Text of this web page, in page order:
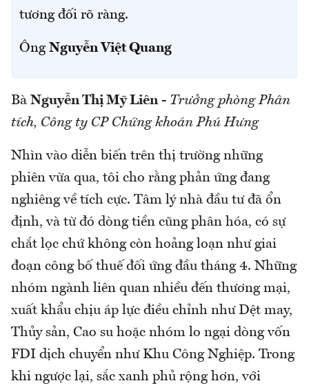
tương đối rõ ràng.
Ông Nguyễn Việt Quang
Bà Nguyễn Thị Mỹ Liên- Trưởng phòng Phân
tích, Công ty CP Chứng khoán Phú Hưng
Nhìn vào diễn biến trên thị trường những
phiên vừa qua, tôi cho rằng phản ứng đang
nghiêng về tích cực. Tâm lý nhà đầu tư đã ổn
định, và từ đó dòng tiền cũng phân hóa, có sự
chắt lọc chứ không còn hoảng loạn như giai
đoạn công bố thuế đối ứng đầu tháng 4. Những
nhóm ngành liên quan nhiều đến thương mại,
xuất khẩu chịu áp lực điều chỉnh như Dệt may,
Thủy sản, Cao su hoặc nhóm lo ngại dòng vốn
FDI dịch chuyển như Khu Công Nghiệp. Trong
khi ngược lại, sắc xanh phủ rộng hơn, với